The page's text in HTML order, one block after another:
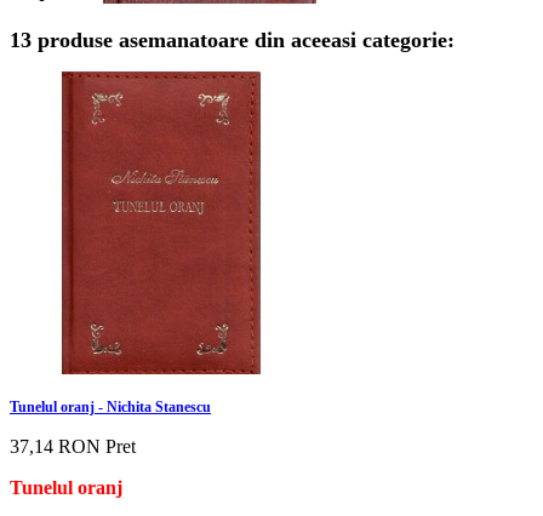
13 produse asemanatoare din aceeasi categorie:
Tunelul oranj - Nichita Stanescu
37,14 RON Pret
Tunelul oranj